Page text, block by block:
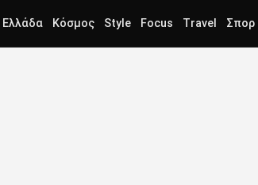
Ελλάδα Κόσμος Style Focus Travel Σπορ